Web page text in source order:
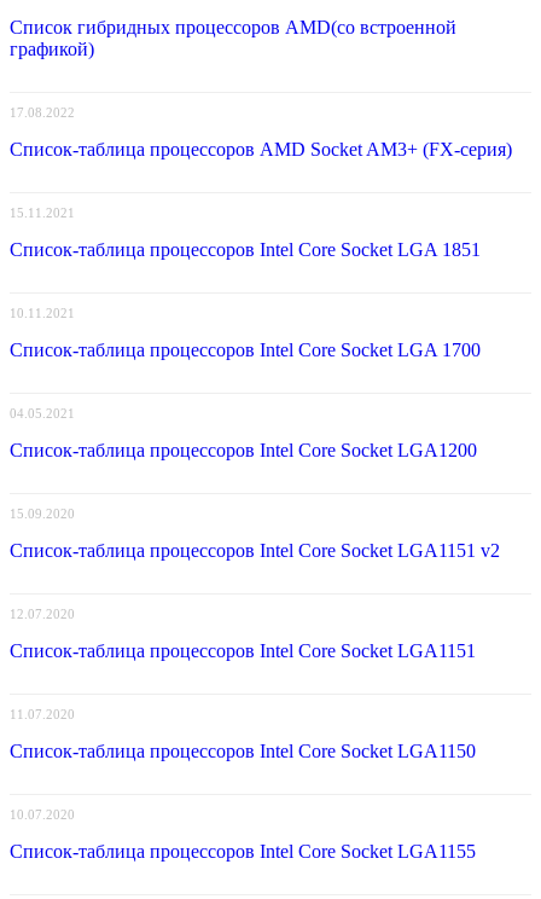
Список гибридных процессоров AMD(со встроенной
графикой)
17.08.2022
Список-таблица процессоров AMD Socket AM3+ (FX-серия)
15.11.2021
Список-таблица процессоров Intel Core Socket LGA 1851
10.11.2021
Список-таблица процессоров Intel Core Socket LGA 1700
04.05.2021
Список-таблица процессоров Intel Core Socket LGA1200
15.09.2020
Список-таблица процессоров Intel Core Socket LGA1151 v2
12.07.2020
Список-таблица процессоров Intel Core Socket LGA1151
11.07.2020
Список-таблица процессоров Intel Core Socket LGA1150
10.07.2020
Список-таблица процессоров Intel Core Socket LGA1155